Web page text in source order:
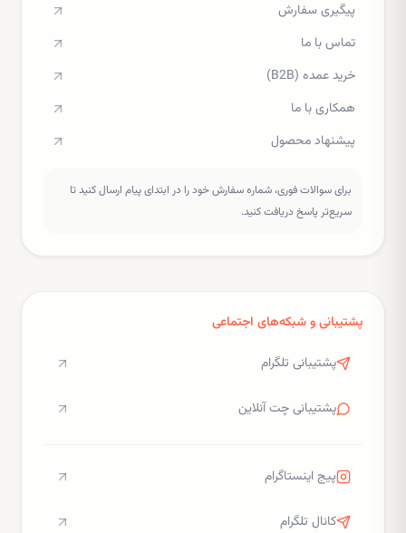
پیگیری سفارش
تماس با ما
خرید عمده (B2B)
همکاری با ما
پیشنهاد محصول
برای سوالات فوری، شماره سفارش خود را در ابتدای پیام ارسال کنید تا
سریع‌تر پاسخ دریافت کنید.
پشتیبانی و شبکه‌های اجتماعی
پشتیبانی تلگرام
پشتیبانی چت آنلاین
پیج اینستاگرام
کانال تلگرام